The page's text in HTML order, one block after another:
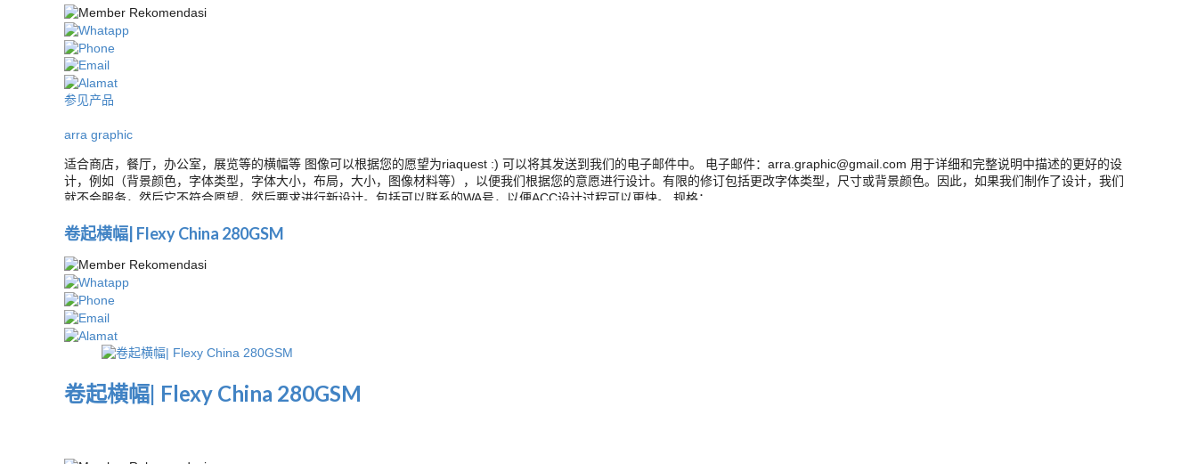
参见产品
arra graphic
适合商店，餐厅，办公室，展览等的横幅等 图像可以根据您的愿望为riaquest :) 可以将其发送到我们的电子邮件中。 电子邮件：arra.graphic@gmail.com 用于详细和完整说明中描述的更好的设
计，例如（背景颜色，字体类型，字体大小，布局，大小，图像材料等），以便我们根据您的意愿进行设计。有限的修订包括更改字体类型，尺寸或背景颜色。因此，如果我们制作了设计，我们
就不会服务，然后它不符合愿望，然后要求进行新设计。包括可以联系的WA号，以便ACC设计过程可以更快。 规格：…
卷起横幅| Flexy China 280GSM
卷起横幅| Flexy China 280GSM